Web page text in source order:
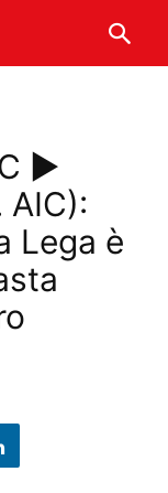
►
Lega è